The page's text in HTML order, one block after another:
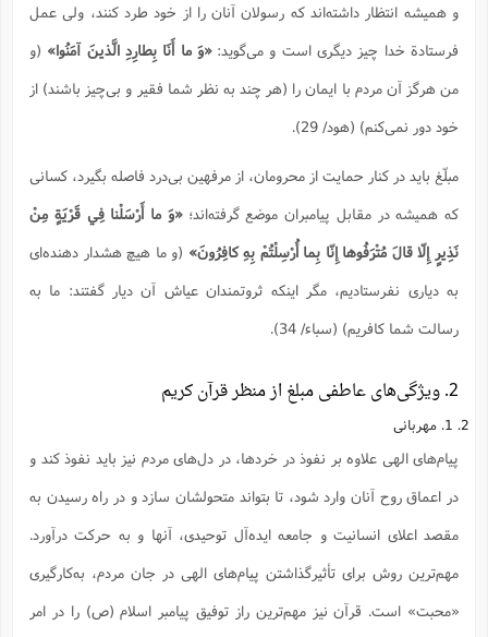
و همیشه انتظار داشته‌اند كه رسولان آنان را از خود طرد كنند، ولی عمل
فرستادة خدا چیز دیگری است و می‌گوید: «وَ ما أَنَا بِطارِدِ الَّذينَ آمَنُوا»(و
من هرگز آن مردم با ایمان را (هر چند به نظر شما فقیر و بی‌چیز باشند) از
خود دور نمی‌كنم) (هود/ 29).
مبلّغ باید در كنار حمایت از محرومان، از مرفهین بی‌درد فاصله بگیرد، كسانی
كه همیشه در مقابل پیامبران موضع گرفته‌اند؛ «وَ ما أَرْسَلْنا فِي قَرْيَةٍ مِنْ
نَذِيرٍ إِلّا قالَ مُتْرَفُوها إِنّا بِما أُرْسِلْتُمْ بِهِ كافِرُونَ»(و ما هیچ هشدار دهنده‌ای
به دیاری نفرستادیم، مگر اینكه ثروتمندان عیاش آن دیار گفتند: ما به
رسالت شما كافریم) (سباء/ 34).
2. ویژگی‌های عاطفی مبلغ از منظر قرآن کریم
2. 1. مهربانی
پیام‌های الهی علاوه بر نفوذ در خردها، در دل‌های مردم نیز باید نفوذ کند و
در اعماق روح آنان وارد شود، تا بتواند متحولشان سازد و در راه رسیدن به
مقصد اعلای انسانیت و جامعه ایده‌آل توحیدی، آنها و به حرکت درآورد.
مهم‌ترین روش برای تأثیرگذاشتن پیام‌های الهی در جان مردم، به‌کارگیری
«محبت» است. قرآن نیز مهم‌ترین راز توفیق پیامبر اسلام (ص) را در امر